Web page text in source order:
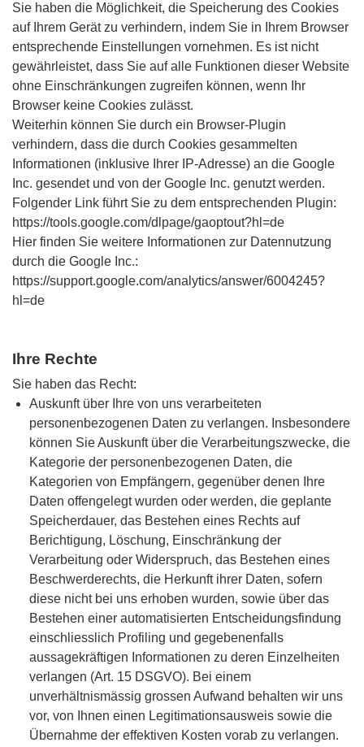
Sie haben die Möglichkeit, die Speicherung des Cookies
auf Ihrem Gerät zu verhindern, indem Sie in Ihrem Browser
entsprechende Einstellungen vornehmen. Es ist nicht
gewährleistet, dass Sie auf alle Funktionen dieser Website
ohne Einschränkungen zugreifen können, wenn Ihr
Browser keine Cookies zulässt.
Weiterhin können Sie durch ein Browser-Plugin
verhindern, dass die durch Cookies gesammelten
Informationen (inklusive Ihrer IP-Adresse) an die Google
Inc. gesendet und von der Google Inc. genutzt werden.
Folgender Link führt Sie zu dem entsprechenden Plugin:
https://tools.google.com/dlpage/gaoptout?hl=de
Hier finden Sie weitere Informationen zur Datennutzung
durch die Google Inc.:
https://support.google.com/analytics/answer/6004245?
hl=de
Ihre Rechte
Sie haben das Recht:
Auskunft über Ihre von uns verarbeiteten
personenbezogenen Daten zu verlangen. Insbesondere
können Sie Auskunft über die Verarbeitungszwecke, die
Kategorie der personenbezogenen Daten, die
Kategorien von Empfängern, gegenüber denen Ihre
Daten offengelegt wurden oder werden, die geplante
Speicherdauer, das Bestehen eines Rechts auf
Berichtigung, Löschung, Einschränkung der
Verarbeitung oder Widerspruch, das Bestehen eines
Beschwerderechts, die Herkunft ihrer Daten, sofern
diese nicht bei uns erhoben wurden, sowie über das
Bestehen einer automatisierten Entscheidungsfindung
einschliesslich Profiling und gegebenenfalls
aussagekräftigen Informationen zu deren Einzelheiten
verlangen (Art. 15 DSGVO). Bei einem
unverhältnismässig grossen Aufwand behalten wir uns
vor, von Ihnen einen Legitimationsausweis sowie die
Übernahme der effektiven Kosten vorab zu verlangen.